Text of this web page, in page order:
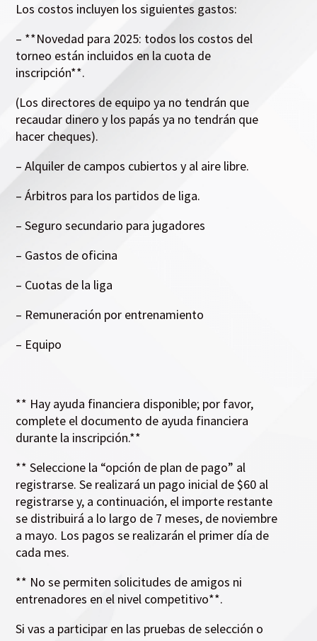
Los costos incluyen los siguientes gastos:
– **Novedad para 2025: todos los costos del
torneo están incluidos en la cuota de
inscripción**.
(Los directores de equipo ya no tendrán que
recaudar dinero y los papás ya no tendrán que
hacer cheques).
– Alquiler de campos cubiertos y al aire libre.
– Árbitros para los partidos de liga.
– Seguro secundario para jugadores
– Gastos de oficina
– Cuotas de la liga
– Remuneración por entrenamiento
– Equipo
** Hay ayuda financiera disponible; por favor,
complete el documento de ayuda financiera
durante la inscripción.**
** Seleccione la “opción de plan de pago” al
registrarse. Se realizará un pago inicial de $60 al
registrarse y, a continuación, el importe restante
se distribuirá a lo largo de 7 meses, de noviembre
a mayo. Los pagos se realizarán el primer día de
cada mes.
** No se permiten solicitudes de amigos ni
entrenadores en el nivel competitivo**.
Si vas a participar en las pruebas de selección o